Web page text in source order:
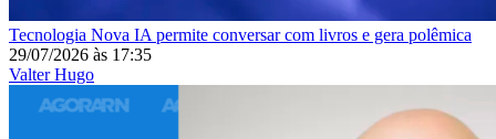
Tecnologia Nova IA permite conversar com livros e gera polêmica
29/07/2026 às 17:35
Valter Hugo